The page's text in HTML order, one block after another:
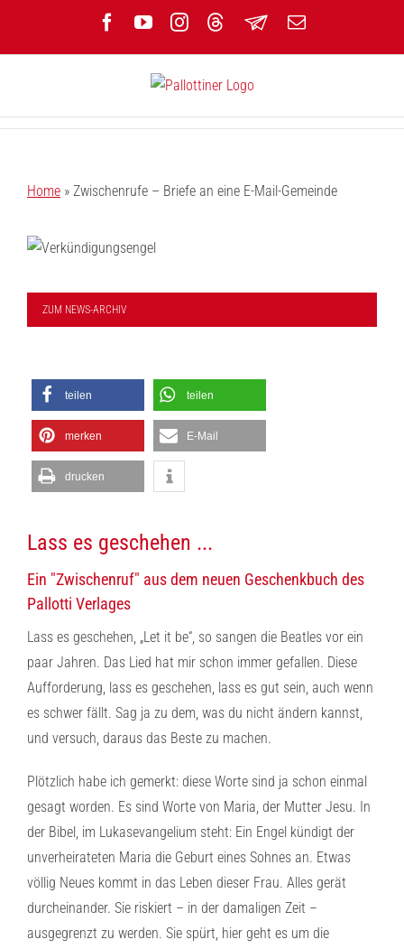
Facebook
YouTubeInstagram
Threads
Newsletter
E-
Home » Zwischenrufe – Briefe an eine E-Mail-Gemeinde
ZUM NEWS-ARCHIV
teilen teilen
merken E-Mail
drucken
Lass es geschehen ...
Ein "Zwischenruf" aus dem neuen Geschenkbuch des
Pallotti Verlages
Lass es geschehen, „Let it be“, so sangen die Beatles vor ein
paar Jahren. Das Lied hat mir schon immer gefallen. Diese
Aufforderung, lass es geschehen, lass es gut sein, auch wenn
es schwer fällt. Sag ja zu dem, was du nicht ändern kannst,
und versuch, daraus das Beste zu machen.
Plötzlich habe ich gemerkt: diese Worte sind ja schon einmal
gesagt worden. Es sind Worte von Maria, der Mutter Jesu. In
der Bibel, im Lukasevangelium steht: Ein Engel kündigt der
unverheirateten Maria die Geburt eines Sohnes an. Etwas
völlig Neues kommt in das Leben dieser Frau. Alles gerät
durcheinander. Sie riskiert – in der damaligen Zeit –
ausgegrenzt zu werden. Sie spürt, hier geht es um die